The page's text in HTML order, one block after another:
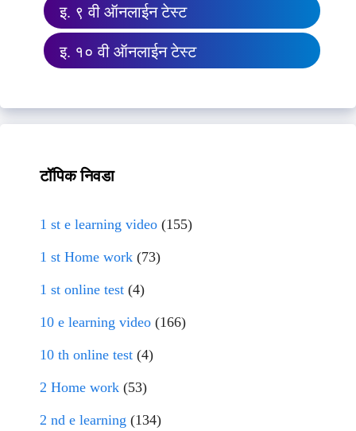
इ. ९ वी ऑनलाईन टेस्ट
इ. १० वी ऑनलाईन टेस्ट
टॉपिक निवडा
1 st e learning video (155)
1 st Home work (73)
1 st online test (4)
10 e learning video (166)
10 th online test (4)
2 Home work (53)
2 nd e learning (134)